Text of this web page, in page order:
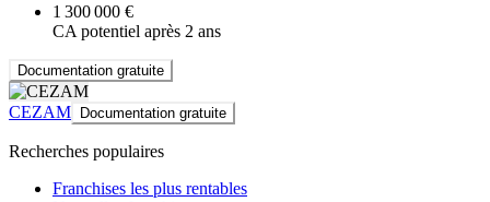
1 300 000 €
CA potentiel après 2 ans
Documentation gratuite
CEZAM Documentation gratuite
Recherches populaires
Franchises les plus rentables